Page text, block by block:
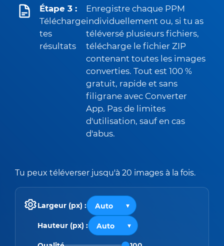
Étape 3 :
Télécharge
tes
résultats
Enregistre chaque PPM
individuellement ou, si tu as
téléversé plusieurs fichiers,
télécharge le fichier ZIP
contenant toutes les images
converties. Tout est 100 %
gratuit, rapide et sans
filigrane avec Converter
App. Pas de limites
d'utilisation, sauf en cas
d'abus.
Tu peux téléverser jusqu'à 20 images à la fois.
Largeur (px) :
Hauteur (px) :